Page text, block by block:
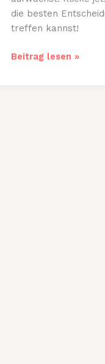
die besten
treffen kannst!
Gesunde
Beitrag lesen »